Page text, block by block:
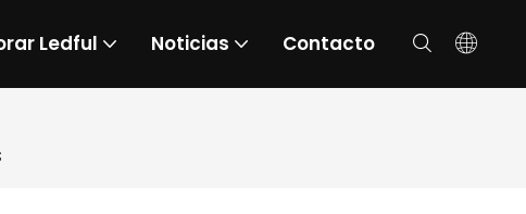
Ledful Noticias Contacto